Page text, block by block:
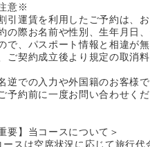
意※
引運賃を利用したご予約は、
の際お名前や性別、生年月日
で、パスポート情報と相違が
ご契約成立後より規定の取消
逆での入力や外国籍のお客様
予約前に一度お問い合わせくだ
要】当コースについて＞
ースは空席状況に応じて旅行代